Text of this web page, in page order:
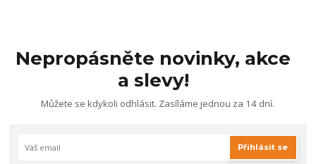
Nepropásněte novinky, akce
a slevy!
Můžete se kdykoli odhlásit. Zasíláme jednou za 14 dní.
Přihlásit se